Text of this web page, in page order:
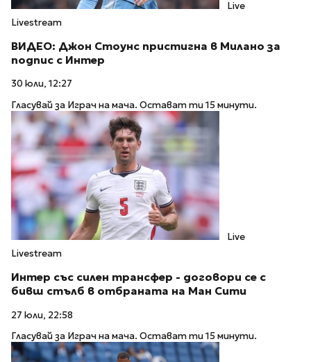
Live
Livestream
ВИДЕО: Джон Стоунс пристигна в Милано за
подпис с Интер
30 юли, 12:27
Гласувай за Играч на мача. Остават ти 15 минути.
Live
Livestream
Интер със силен трансфер - договори се с
бивш стълб в отбраната на Ман Сити
27 юли, 22:58
Гласувай за Играч на мача. Остават ти 15 минути.